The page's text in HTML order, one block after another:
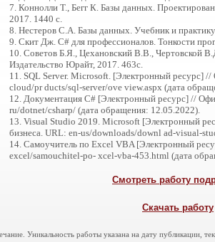
7. Коннолли Т., Бегг К. Базы данных.
2017. 1440 с.
8. Нестеров С.А. Базы данных. Учебник и
9. Скит Дж. C# для профессионалов. Тонкости
10. Советов Б.Я., Цехановский В.В., Чертовской
Издательство Юрайт, 2017. 463с.
11. SQL Server. Microsoft. [Электронный ресурс]
cloud/pr ducts/sql-server/ove view.aspx (дата
12. Документация C# [Электронный ресурс] //
ru/dotnet/csharp/ (дата обращения: 12.05.2022).
13. Visual Studio 2019. Microsoft [Электронный
бизнеса. URL: en-us/downloads/downl ad-visual-
14. Самоучитель по Excel VBA [Электронный
excel/samouchitel-po- xcel-vba-453.html (дата
Смотреть работу
Скачать работу
Уникальность работы указана на дату публикации,